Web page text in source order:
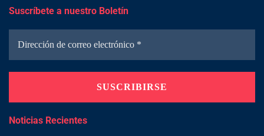
Suscríbete a nuestro Boletín
Noticias Recientes